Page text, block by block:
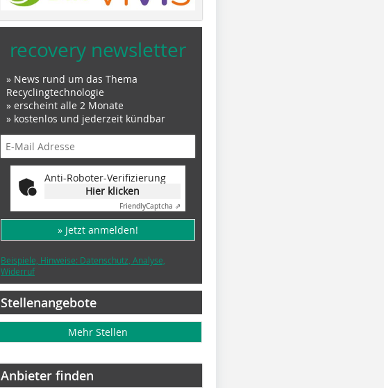
recovery newsletter
» News rund um das Thema
Recyclingtechnologie
» erscheint alle 2 Monate
» kostenlos und jederzeit kündbar
Anti-Roboter-Verifizierung
Hier klicken
FriendlyCaptcha ⇗
» Jetzt anmelden!
Beispiele, Hinweise: Datenschutz, Analyse,
Widerruf
Stellenangebote
Mehr Stellen
Anbieter finden